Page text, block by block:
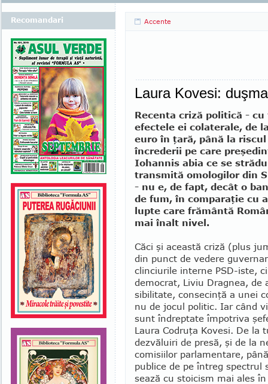
Accente
Laura Kovesi:
Recenta criză politică - cu
efectele ei colaterale, de
euro în ţară, până la
încrederii pe care
Io­hannis abia ce se
transmită omologilor din
- nu e, de fapt, decât o
de fum, în comparaţie cu
lupte care frământă
mai înalt nivel.
Căci şi această criză (plus
din punct de vedere
clinciurile interne PSD-iste,
democrat, Liviu Drag­nea,
sibilitate, con­se­cinţă a unei
nu de jocul politic. Iar când
sunt îndreptate îm­potriva
Laura Codruţa Kovesi. De la
dezvăluiri de presă, şi de la
co­misiilor parlamentare,
publice de pe întreg
sea­ză cu stoicism mai ales
Recomandari